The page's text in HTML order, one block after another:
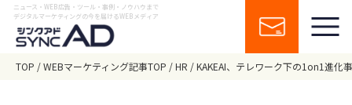
ニュース・WEB広告・ツール・事例・ノウハウまで
デジタルマーケティングの今を届けるWEBメディア
TOP WEBマーケティング記事TOP HR KAKEAI、テレワーク下の1on1進化